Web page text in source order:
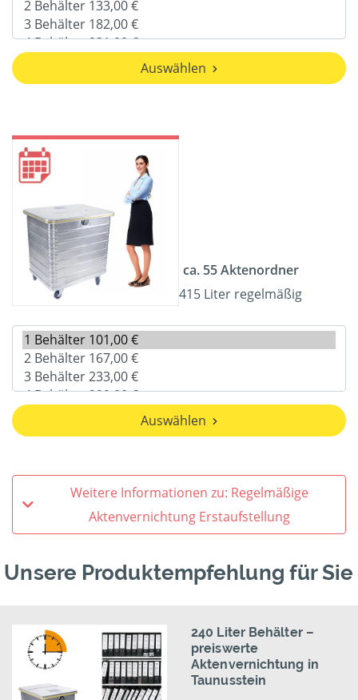
Auswählen
ca. 55 Aktenordner
415 Liter regelmäßig
Auswählen
Weitere Informationen zu: Regelmäßige
Aktenvernichtung Erstaufstellung
Unsere Produktempfehlung für Sie
240 Liter Behälter –
preiswerte
Aktenvernichtung in
Taunusstein